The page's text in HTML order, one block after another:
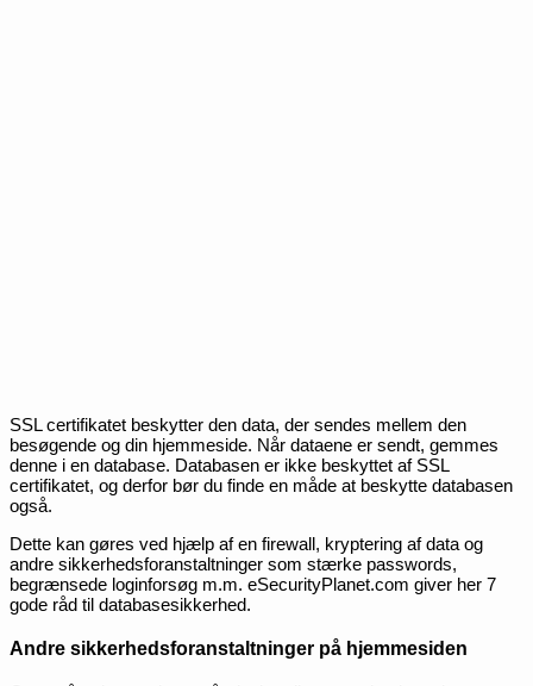
SSL certifikatet beskytter den data, der sendes mellem den
besøgende og din hjemmeside. Når dataene er sendt, gemmes
denne i en database. Databasen er ikke beskyttet af SSL
certifikatet, og derfor bør du finde en måde at beskytte databasen
også.
Dette kan gøres ved hjælp af en firewall, kryptering af data og
andre sikkerhedsforanstaltninger som stærke passwords,
begrænsede loginforsøg m.m. eSecurityPlanet.com giver her 7
gode råd til databasesikkerhed.
Andre sikkerhedsforanstaltninger på hjemmesiden